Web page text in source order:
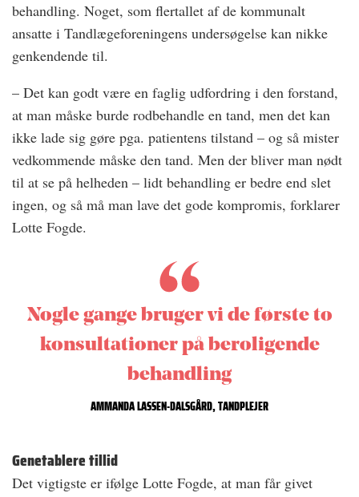
behandling. Noget, som flertallet af de kommunalt
ansatte i Tandlægeforeningens undersøgelse kan nikke
genkendende til.
– Det kan godt være en faglig udfordring i den forstand,
at man måske burde rodbehandle en tand, men det kan
ikke lade sig gøre pga. patientens tilstand – og så mister
vedkommende måske den tand. Men der bliver man nødt
til at se på helheden – lidt behandling er bedre end slet
ingen, og så må man lave det gode kompromis, forklarer
Lotte Fogde.
Nogle gange bruger vi de første to
konsultationer på beroligende
behandling
AMMANDA LASSEN-DALSGÅRD, TANDPLEJER
Genetablere tillid
Det vigtigste er ifølge Lotte Fogde, at man får givet